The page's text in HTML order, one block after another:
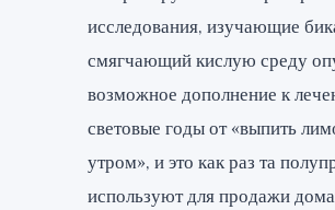
исследования, изучающие
смягчающий кислую среду
возможное дополнение к
световые годы от «выпить
утром», и это как раз та
используют для продажи